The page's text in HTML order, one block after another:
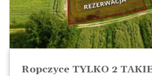
Ropczyce TYLKO 2